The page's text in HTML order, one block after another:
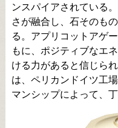
ンスパイアされている
さが融合し、石そのも
る。アプリコットアゲ
もに、ポジティブなエ
ける力があると信じら
は、ペリカンドイツ工
マンシップによって、